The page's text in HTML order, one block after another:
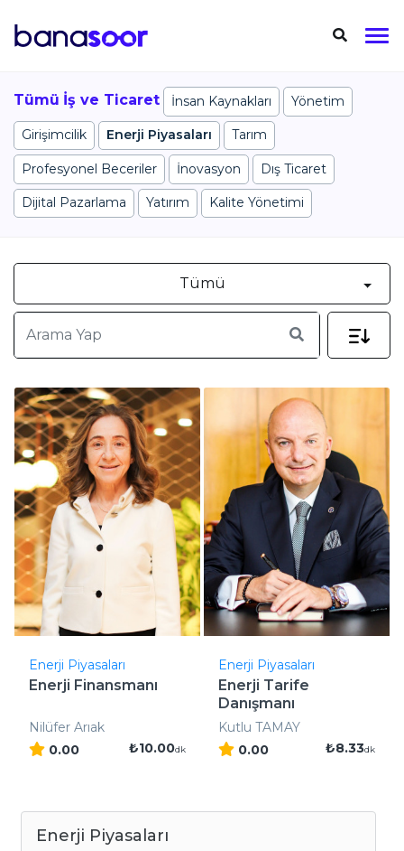
Tümü İş ve Ticaret İnsan Kaynakları Yönetim
Girişimcilik Enerji Piyasaları Tarım
Profesyonel Beceriler İnovasyon Dış Ticaret
Dijital Pazarlama Yatırım Kalite Yönetimi
Tümü
Enerji Piyasaları
Enerji Finansmanı
Nilüfer Arıak
0.00
₺10.00dk
Enerji Piyasaları
Enerji Tarife
Danışmanı
Kutlu TAMAY
0.00
₺8.33dk
Enerji Piyasaları